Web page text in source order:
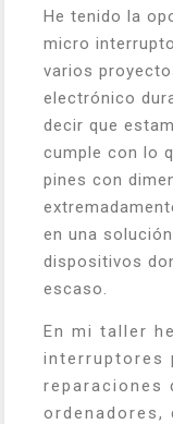
He tenido la
micro
varios
electrónico
decir que
cumple con lo
pines con
en una
dispositivos
escaso.
En mi taller
interruptores
reparaciones
ordenadores,